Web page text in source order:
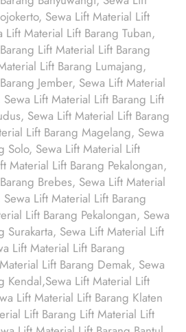
Sewa Lift Material Lift
Lift Material Lift Barang Tuban,
Lift Material Lift Barang
Lift Barang Lumajang,
Jember, Sewa Lift Material
Lift Material Lift Barang Lift
Sewa Lift Material Lift Barang
Lift Barang Magelang, Sewa
Solo, Sewa Lift Material Lift
Material Lift Barang Pekalongan,
Brebes, Sewa Lift Material
Lift Material Lift Barang
Lift Barang Pekalongan, Sewa
Surakarta, Sewa Lift Material Lift
Lift Material Lift Barang
Lift Barang Demak, Sewa
Kendal,Sewa Lift Material Lift
Lift Material Lift Barang Klaten
Lift Barang Lift Material Lift